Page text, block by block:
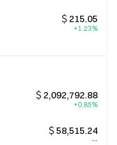
＄215.05
+1.23%
＄2,092,792.88
+0.85%
＄58,515.24
--